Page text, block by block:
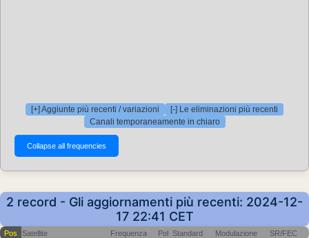
[+] Aggiunte più recenti / variazioni
[-] Le eliminazioni più recenti
Canali temporaneamente in chiaro
2 record - Gli aggiornamenti più recenti: 2024-12-
17 22:41 CET
Pos Satellite Frequenza Pol Standard Modulazione SR/FEC